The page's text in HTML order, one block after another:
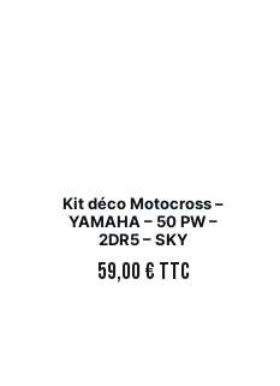
Kit déco Motocross –
YAMAHA – 50 PW –
2DR5 – SKY
59,00€ TTC